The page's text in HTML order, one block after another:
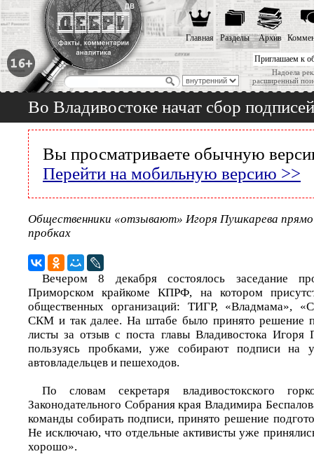
Приглашаем к
Надоела
расширенный
Главная Разделы Архив
Во Владивостоке начат сбор
Вы просматриваете обычную
Перейти на мобильную версию >>
Общественники «отзывают» Игоря Пушкарева
пробках
Вечером 8 декабря состоялось заседание
Приморском крайкоме КПРФ, на котором
общественных организаций: ТИГР, «Владмама»,
СКМ и так далее. На штабе было принято решение
листы за отзыв с поста главы Владивостока Игоря
пользуясь пробками, уже собирают подписи на
автовладельцев и пешеходов.
По словам секретаря владивостокского
Законодательного Собрания края Владимира
команды собирать подписи, принято решение
Не исключаю, что отдельные активисты уже
хорошо».